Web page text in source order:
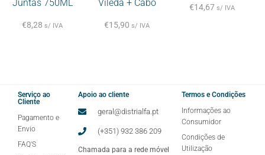
Juntas 750ML
€8,28 s/ IVA
Vileda + Cabo
€15,90 s/ IVA
€14,67 s/ IVA
Serviço ao
Cliente
Pagamento e
Envio
FAQ'S
Apoio ao cliente
geral@distrialfa.pt
(+351) 932 386 209
Chamada para a rede móvel
Termos e Condições
Informações ao
Consumidor
Condições de
Utilização